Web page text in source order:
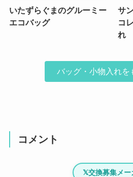
いたずらぐまのグルーミー
エコバッグ
サ
コ
れ
バッグ・小物入れを
コメント
𝕏交換募集メー